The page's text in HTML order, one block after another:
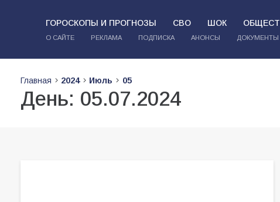
ГОРОСКОПЫ И ПРОГНОЗЫ СВО ШОК
О САЙТЕ РЕКЛАМА ПОДПИСКА АНОНСЫ ДОКУМЕНТЫ
Главная 2024 Июль 05
День: 05.07.2024